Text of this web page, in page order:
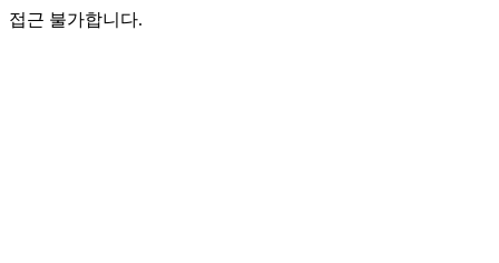
접근 불가합니다.